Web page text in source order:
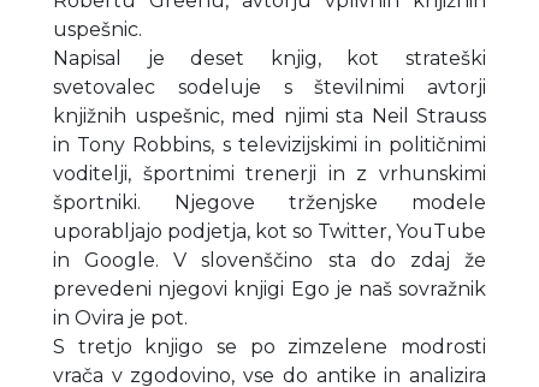
uspešnic.
Napisal je deset knjig, kot strateški
svetovalec sodeluje s številnimi avtorji
knjižnih uspešnic, med njimi sta Neil Strauss
in Tony Robbins, s televizijskimi in političnimi
voditelji, športnimi trenerji in z vrhunskimi
športniki. Njegove trženjske modele
uporabljajo podjetja, kot so Twitter, YouTube
in Google. V slovenščino sta do zdaj že
prevedeni njegovi knjigi Ego je naš sovražnik
in Ovira je pot.
S tretjo knjigo se po zimzelene modrosti
vrača v zgodovino, vse do antike in analizira